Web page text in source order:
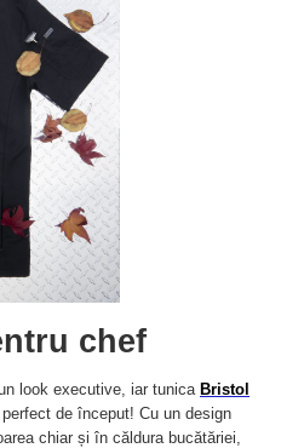
chef
look executive, iar tunica Bristol
de început! Cu un design
chiar și în căldura bucătăriei,